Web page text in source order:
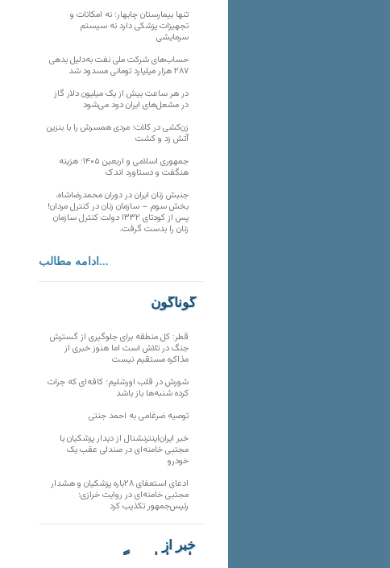
تنها بیمارستان چابهار؛ نه امکانات و
تجهیزات پزشکی دارد نه سیستم
سرمایشی
حساب‌های شرکت ملی نفت به‌دلیل بدهی
۲۸۷ هزار میلیارد تومانی مسدود شد
در هر ساعت بیش از یک میلیون دلار گاز
در مشعل‌های ایران دود می‌شود
زن‌کشی در کلات؛ مردی همسرش را با بنزین
آتش زد و کشت
جمهوری اسلامی و اربعین ۱۴۰۵؛ هزینه
هنگفت و دستاورد اندک
جنبش زنان ایران در دوران محمدرضاشاه،
بخش سوم – سازمان زنان در کنترل مردان!
پس از کودتای ۱۳۳۲ دولت کنترل سازمان
زنان را بدست گرفت.
ادامه مطالب...
گوناگون
قطر: کل منطقه برای جلوگیری از گسترش
جنگ در تلاش است اما هنوز خبری از
مذاکره مستقیم نیست
شورش در قلب اورشلیم؛ کافه‌ای که جرات
کرده شنبه‌ها باز باشد
توصیه ضرغامی به احمد جنتی
خبر ایران‌اینترنشنال از دیدار پزشکیان با
مجتبی خامنه‌ای در صندلی عقب یک
خودرو
ادعای استعفای ۲۸باره پزشکیان و هشدار
مجتبی خامنه‌ای در روایت خرازی؛
رئیس‌جمهور تکذیب کرد
خبر از
تارنماهای دیگر